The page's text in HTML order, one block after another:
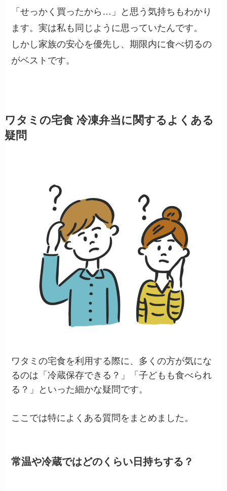
「せっかく買ったから…」と思う気持ちもわかり
ます。実は私も同じように思っていたんです。
しかし家族の安心を優先し、期限内に食べ切るの
がベストです。
ワタミの宅食 冷凍弁当に関するよくある
疑問
ワタミの宅食を利用する際に、多くの方が気にな
るのは「冷蔵保存できる？」「子どもも食べられ
る？」といった細かな疑問です。
ここでは特によくある質問をまとめました。
常温や冷蔵ではどのくらい日持ちする？